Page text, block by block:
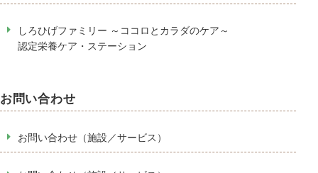
しろひげファミリー ～ココロとカラダのケア～
認定栄養ケア・ステーション
お問い合わせ
お問い合わせ（施設／サービス）